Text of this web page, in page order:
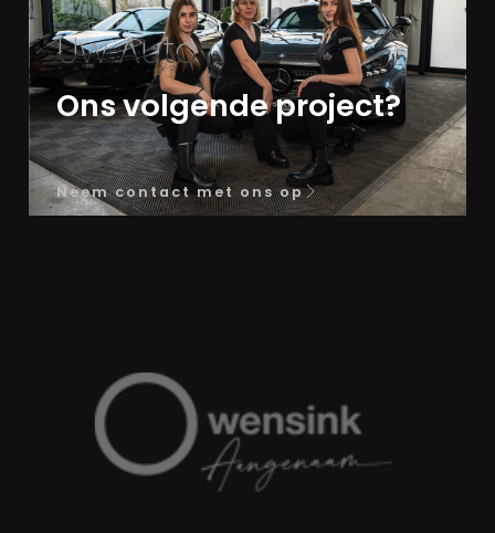
Uw Auto
Ons volgende project?
Neem contact met ons op